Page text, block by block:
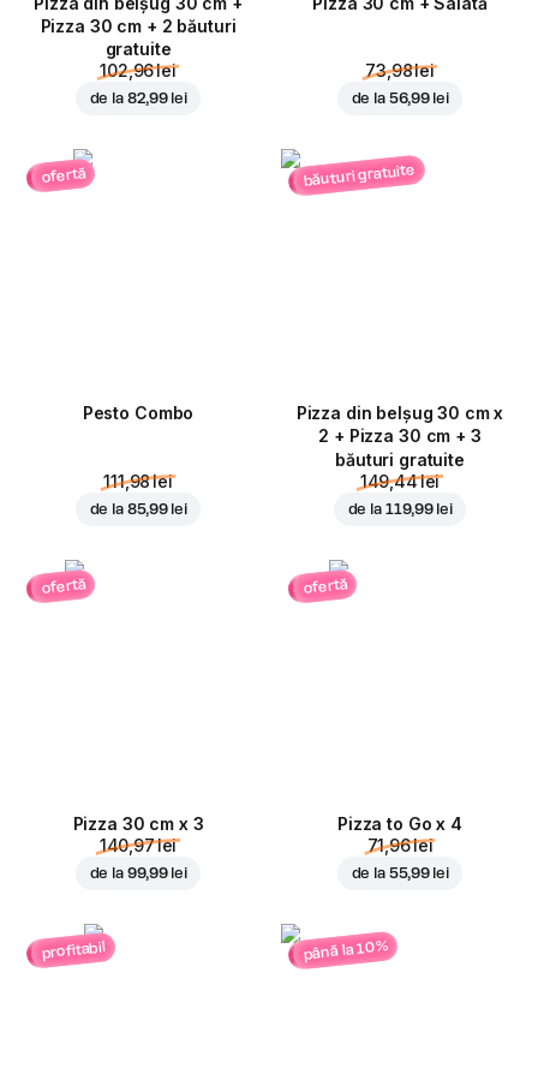
Pizza 30 cm + 2 băuturi
gratuite
102,96 lei
de la 82,99 lei
73,98 lei
de la 56,99 lei
ofertă
Pesto Combo
111,98 lei
de la 85,99 lei
băuturi gratuite
Pizza din belșug 30 cm x
2 + Pizza 30 cm + 3
băuturi gratuite
149,44 lei
de la 119,99 lei
ofertă
Pizza 30 cm x 3
140,97 lei
de la 99,99 lei
ofertă
Pizza to Go x 4
71,96 lei
de la 55,99 lei
profitabil până la 10%